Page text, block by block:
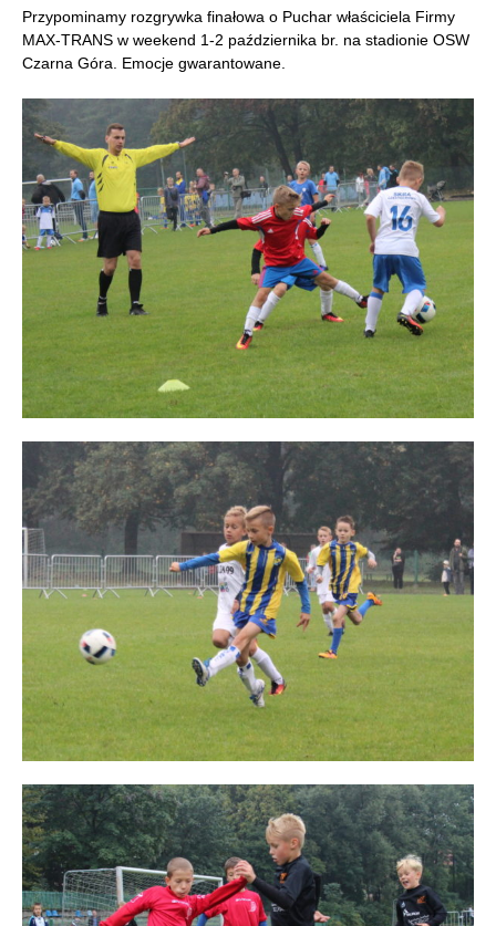
Przypominamy rozgrywka finałowa o Puchar właściciela Firmy
MAX-TRANS w weekend 1-2 października br. na stadionie OSW
Czarna Góra. Emocje gwarantowane.